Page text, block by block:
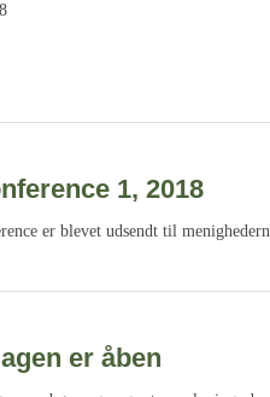
1, 2018
er blevet udsendt til
er åben